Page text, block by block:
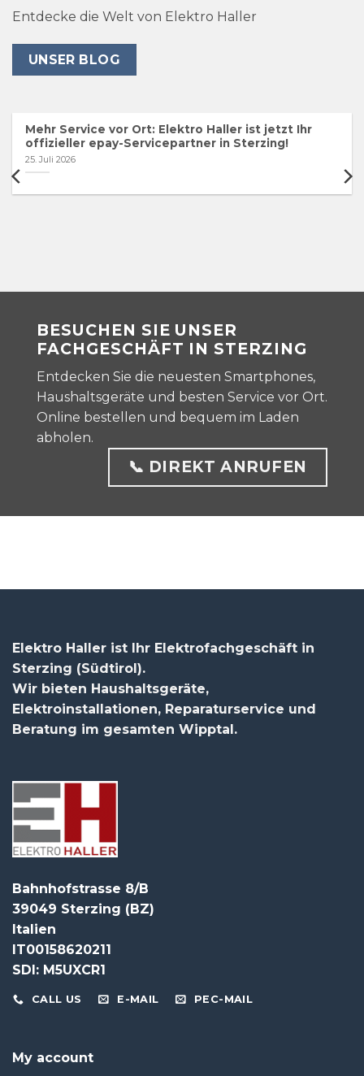
Entdecke die Welt von Elektro Haller
UNSER BLOG
Mehr Service vor Ort: Elektro Haller ist jetzt Ihr
offizieller epay-Servicepartner in Sterzing!
25. Juli 2026
BESUCHEN SIE UNSER
FACHGESCHÄFT IN STERZING
Entdecken Sie die neuesten Smartphones,
Haushaltsgeräte und besten Service vor Ort.
Online bestellen und bequem im Laden
abholen.
📞 DIREKT ANRUFEN
Elektro Haller ist Ihr Elektrofachgeschäft in
Sterzing (Südtirol).
Wir bieten Haushaltsgeräte,
Elektroinstallationen, Reparaturservice und
Beratung im gesamten Wipptal.
Bahnhofstrasse 8/B
39049 Sterzing (BZ)
Italien
IT00158620211
SDI: M5UXCR1
CALL US E-MAIL PEC-MAIL
My account